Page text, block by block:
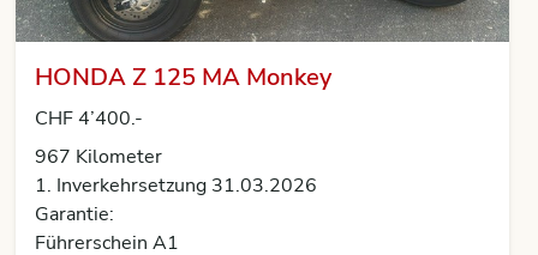
HONDA Z 125 MA Monkey
CHF 4’400.-
967 Kilometer
1. Inverkehrsetzung 31.03.2026
Garantie:
Führerschein A1